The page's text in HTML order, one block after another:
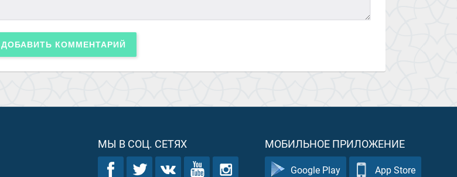
ДОБАВИТЬ КОММЕНТАРИЙ
МЫ В СОЦ. СЕТЯХ МОБИЛЬНОЕ ПРИЛОЖЕНИЕ
Google Play App Store